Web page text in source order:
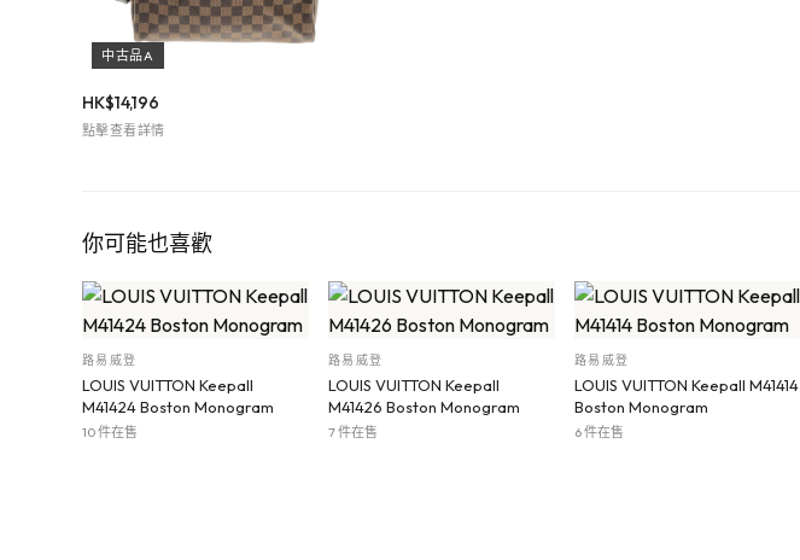
中古品A
HK$14,196
點擊查看詳情
你可能也喜歡
路易威登
LOUIS VUITTON Keepall
M41424 Boston Monogram
10 件在售
路易威登
LOUIS VUITTON Keepall
M41426 Boston Monogram
7 件在售
路易威登
LOUIS VUITTON Keepall M41414
Boston Monogram
6 件在售